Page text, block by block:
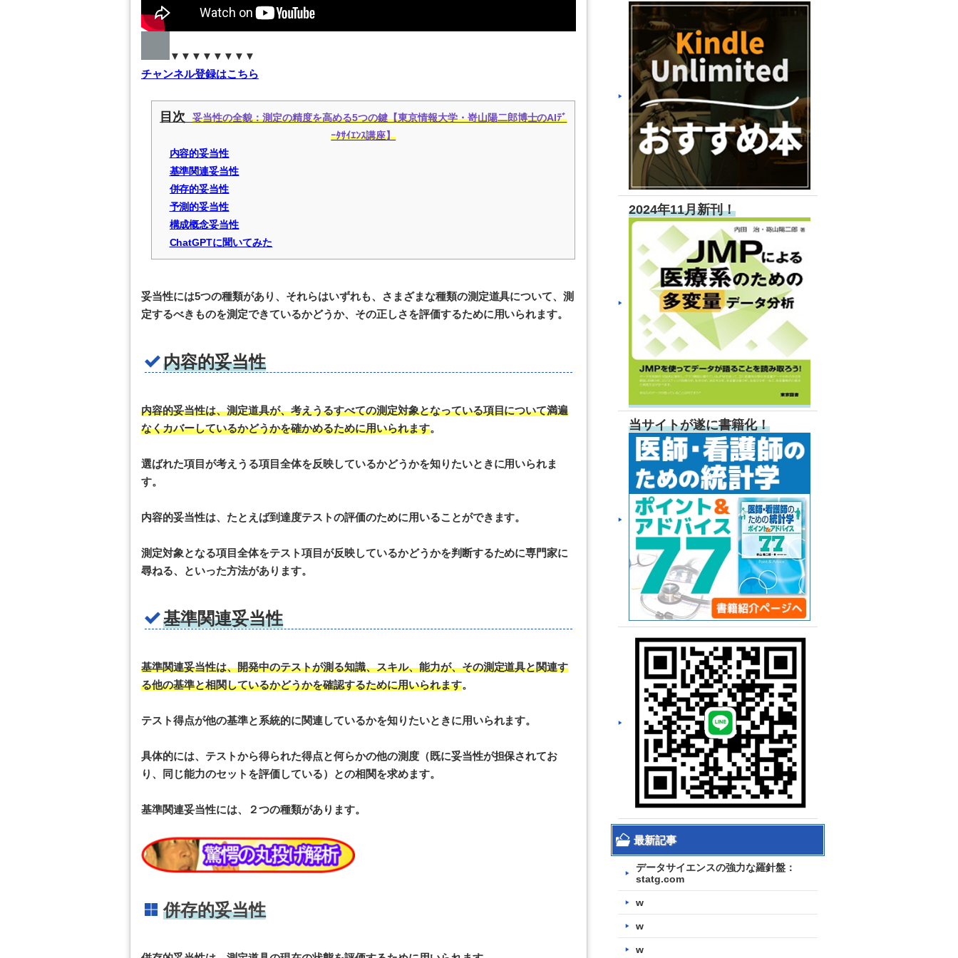
▼▼▼▼▼▼▼▼
チャンネル登録はこちら
目次妥当性の全貌：測定の精度を高める5つの鍵【東京情報大学・嵜山陽二郎博士のAIﾃﾞ
ｰﾀｻｲｴﾝｽ講座】
内容的妥当性
基準関連妥当性
併存的妥当性
予測的妥当性
構成概念妥当性
ChatGPTに聞いてみた
妥当性には5つの種類があり、それらはいずれも、さまざまな種類の測定道具について、測
定するべきものを測定できているかどうか、その正しさを評価するために用いられます。
内容的妥当性
内容的妥当性は、測定道具が、考えうるすべての測定対象となっている項目について満遍
なくカバーしているかどうかを確かめるために用いられます。
選ばれた項目が考えうる項目全体を反映しているかどうかを知りたいときに用いられま
す。
内容的妥当性は、たとえば到達度テストの評価のために用いることができます。
測定対象となる項目全体をテスト項目が反映しているかどうかを判断するために専門家に
尋ねる、といった方法があります。
基準関連妥当性
基準関連妥当性は、開発中のテストが測る知識、スキル、能力が、その測定道具と関連す
る他の基準と相関しているかどうかを確認するために用いられます。
テスト得点が他の基準と系統的に関連しているかを知りたいときに用いられます。
具体的には、テストから得られた得点と何らかの他の測度（既に妥当性が担保されてお
り、同じ能力のセットを評価している）との相関を求めます。
基準関連妥当性には、２つの種類があります。
併存的妥当性
2024年11月新刊！
当サイトが遂に書籍化！
最新記事
データサイエンスの強力な羅針盤：
statg.com
w
w
w